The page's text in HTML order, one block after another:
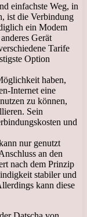
einfachste Weg, in
ist die Verbindung
ein Modem
Gerät
Tarife
Option
haben,
Internet eine
zu können,
Sein
und
nur genutzt
an den
nach dem Prinzip
stabiler und
kann diese